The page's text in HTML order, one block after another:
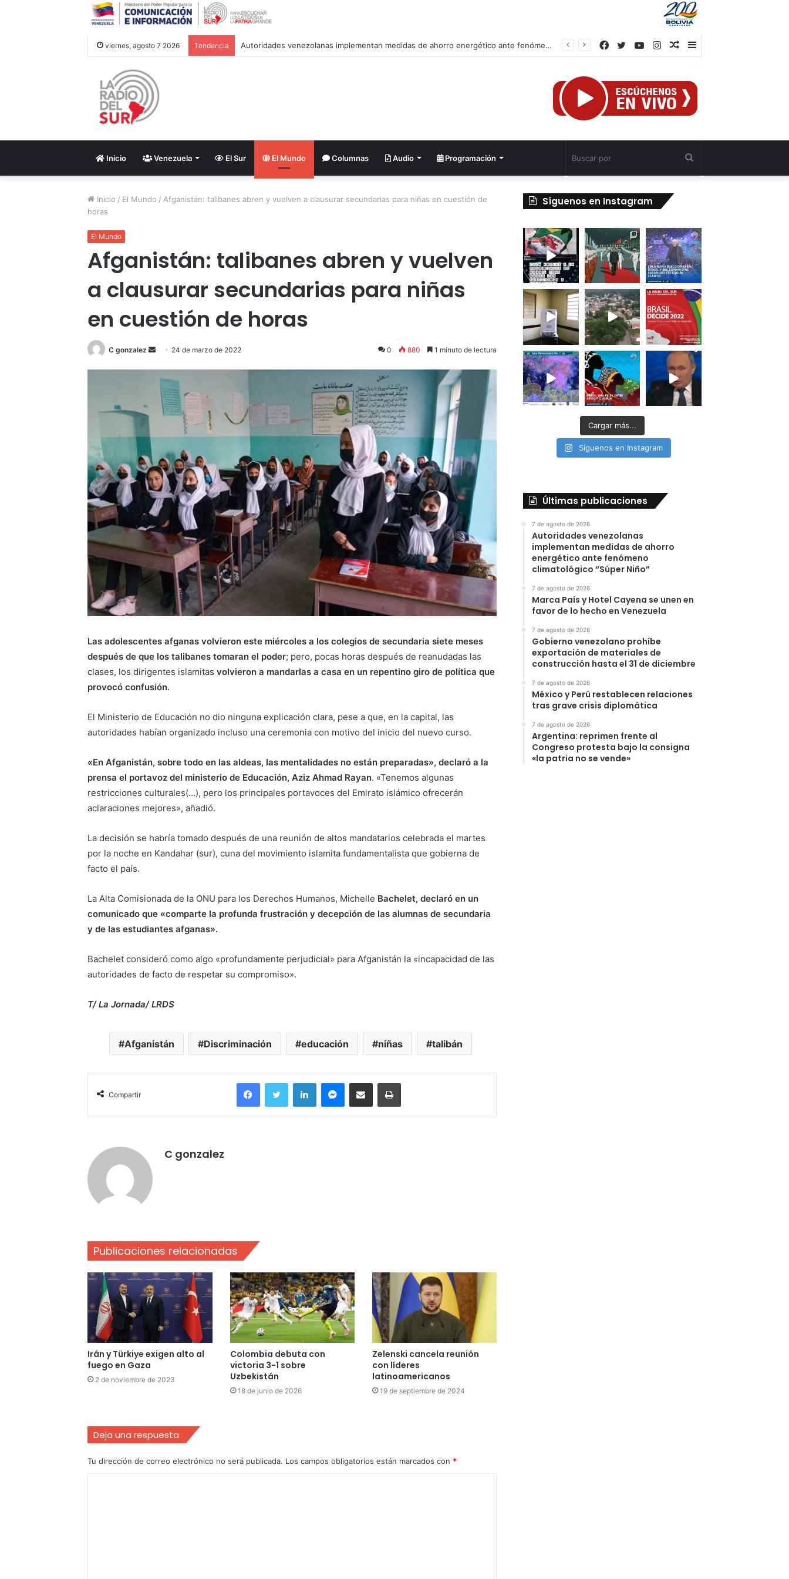
viernes, agosto 7 2026 Tendencia Autoridades venezolanas implementan medidas de ahorro energético ante fenómeno climatológico “Súper Niño”
Barra
Publicación
azar
Instagram
YouTube
Twitter
Facebook
Inicio Venezuela El Sur El Mundo Columnas Audio Programación
Inicio / El Mundo / Afganistán: talibanes abren y vuelven a clausurar secundarias para niñas en cuestión de
horas
El Mundo
Afganistán: talibanes abren y vuelven
a clausurar secundarias para niñas
en cuestión de horas
C gonzalez
Send
email
24 de marzo de 2022 0 880 1 minuto de lectura
Las adolescentes afganas volvieron este miércoles a los colegios de secundaria siete meses
después de que los talibanes tomaran el poder; pero, pocas horas después de reanudadas las
clases, los dirigentes islamitasvolvieron a mandarlas a casa en un repentino giro de política que
provocó confusión.
El Ministerio de Educación no dio ninguna explicación clara, pese a que, en la capital, las
autoridades habían organizado incluso una ceremonia con motivo del inicio del nuevo curso.
«En Afganistán, sobre todo en las aldeas, las mentalidades no están preparadas», declaró a la
prensa el portavoz del ministerio de Educación, Aziz Ahmad Rayan. «Tenemos algunas
restricciones culturales(…), pero los principales portavoces del Emirato islámico ofrecerán
aclaraciones mejores», añadió.
La decisión se habría tomado después de una reunión de altos mandatarios celebrada el martes
por la noche en Kandahar (sur), cuna del movimiento islamita fundamentalista que gobierna de
facto el país.
La Alta Comisionada de la ONU para los Derechos Humanos, Michelle Bachelet, declaró en un
comunicado que «comparte la profunda frustración y decepción de las alumnas de secundaria
y de las estudiantes afganas».
Bachelet consideró como algo «profundamente perjudicial» para Afganistán la «incapacidad de las
autoridades de facto de respetar su compromiso».
T/ La Jornada/ LRDS
Afganistán Discriminación educación niñas talibán
Compartir
FacebookTwitter LinkedInMessengerCompartir por correo electrónicoImprimir
C gonzalez
Publicaciones relacionadas
Irán y Türkiye exigen alto al
fuego en Gaza
2 de noviembre de 2023
Colombia debuta con
victoria 3-1 sobre
Uzbekistán
18 de junio de 2026
Zelenski cancela reunión
con líderes
latinoamericanos
19 de septiembre de 2024
Deja una respuesta
Tu dirección de correo electrónico no será publicada. Los campos obligatorios están marcados con *
Síguenos en Instagram
Cargar más...
Síguenos en Instagram
Últimas publicaciones
7 de agosto de 2026
Autoridades venezolanas
implementan medidas de ahorro
energético ante fenómeno
climatológico “Súper Niño”
7 de agosto de 2026
Marca País y Hotel Cayena se unen en
favor de lo hecho en Venezuela
7 de agosto de 2026
Gobierno venezolano prohíbe
exportación de materiales de
construcción hasta el 31 de diciembre
7 de agosto de 2026
México y Perú restablecen relaciones
tras grave crisis diplomática
7 de agosto de 2026
Argentina: reprimen frente al
Congreso protesta bajo la consigna
«la patria no se vende»